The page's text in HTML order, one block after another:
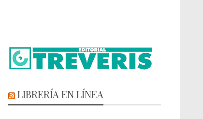
LIBRERÍA EN LÍNEA